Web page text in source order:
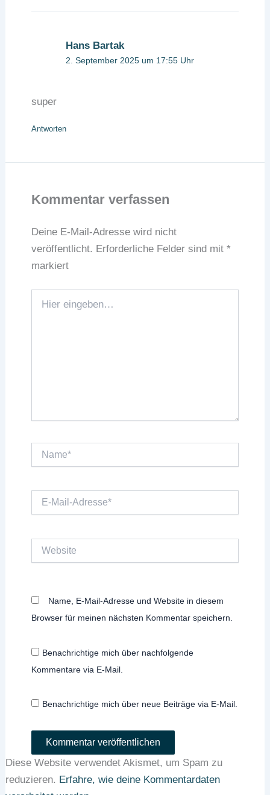
Hans Bartak
2. September 2025 um 17:55 Uhr
super
Antworten
Kommentar verfassen
Deine E-Mail-Adresse wird nicht
veröffentlicht. Erforderliche Felder sind mit *
markiert
eingeben…
Mail-
Name, E-Mail-Adresse und Website in diesem
Browser für meinen nächsten Kommentar speichern.
Benachrichtige mich über nachfolgende
Kommentare via E-Mail.
Benachrichtige mich über neue Beiträge via E-Mail.
Diese Website verwendet Akismet, um Spam zu
reduzieren. Erfahre, wie deine Kommentardaten